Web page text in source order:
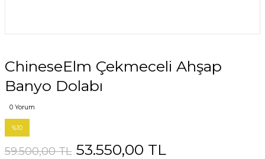
ChineseElm Çekmeceli Ahşap
Banyo Dolabı
0 Yorum
%10
59.500,00 TL 53.550,00 TL